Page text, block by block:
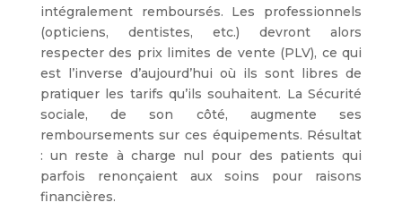
intégralement remboursés. Les professionnels
(opticiens, dentistes, etc.) devront alors
respecter des prix limites de vente (PLV), ce qui
est l’inverse d’aujourd’hui où ils sont libres de
pratiquer les tarifs qu’ils souhaitent. La Sécurité
sociale, de son côté, augmente ses
remboursements sur ces équipements. Résultat
: un reste à charge nul pour des patients qui
parfois renonçaient aux soins pour raisons
financières.